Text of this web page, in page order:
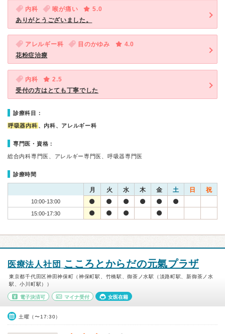
内科 喉が痛い
5.0
ありがとうございました。
アレルギー科 目のかゆみ
4.0
花粉症治療
内科
2.5
受付の方はとても丁寧でした
診療科目：
呼吸器内科 、内科、アレルギー科
専門医・資格：
総合内科専門医、アレルギー専門医、呼吸器専門医
診療時間
月 火 水 木 金 土 日 祝
10:00-13:00
15:00-17:30
医療法人社団 こころとからだの元氣プラザ
東京都千代田区神田神保町（神保町駅、竹橋駅、御茶ノ水駅（淡路町駅、新御茶ノ水
駅、小川町駅））
電子決済可 マイナ受付 女医在籍
土曜（〜17:30）